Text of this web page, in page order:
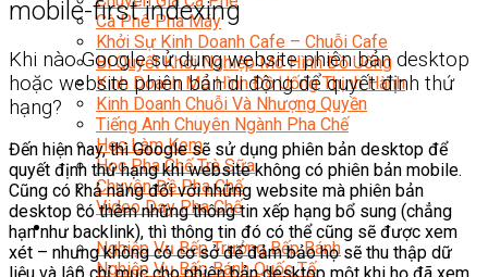
Cà Phê Pha Máy
Khởi Sự Kinh Doanh Cafe – Chuỗi Cafe
Bí Quyết Khởi Nghiệp Mô Hình Đồ Uống
Kinh Doanh Mô Hình Đồ Uống Thịnh Hành
Kinh Doanh Chuỗi Và Nhượng Quyền
Tiếng Anh Chuyên Ngành Pha Chế
Học Làm Kem
Học Pha Chế Trà Sữa
Chuyên Đề Pha Chế
Video Dạy Pha Chế
Làm Bánh
Nghiệp Vụ Bếp Trưởng Bếp Bánh
Nghiệp Vụ Bếp Bánh Quốc Tế
mobile-first indexing
Khi nào Google sử dụng website phiên bản desktop
hoặc website phiên bản di động để quyết định thứ
hạng?
Đến hiện nay, thì Google sẽ sử dụng phiên bản desktop để
quyết định thứ hạng khi website không có phiên bản mobile.
Cũng có khả năng đối với những website mà phiên bản
desktop có thêm những thông tin xếp hạng bổ sung (chẳng
hạn như backlink), thì thông tin đó có thể cũng sẽ được xem
xét – nhưng không có cơ sở để đảm bảo họ sẽ thu thập dữ